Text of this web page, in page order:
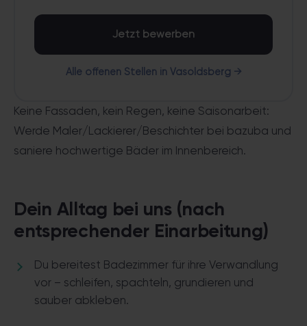
Keine Fassaden, kein Regen, keine Saisonarbeit:
Werde Maler/Lackierer/Beschichter bei bazuba und
saniere hochwertige Bäder im Innenbereich.
Dein Alltag bei uns (nach
entsprechender Einarbeitung)
Du bereitest Badezimmer für ihre Verwandlung
vor – schleifen, spachteln, grundieren und
sauber abkleben.
Jetzt bewerben
Alle offenen Stellen in Vasoldsberg →